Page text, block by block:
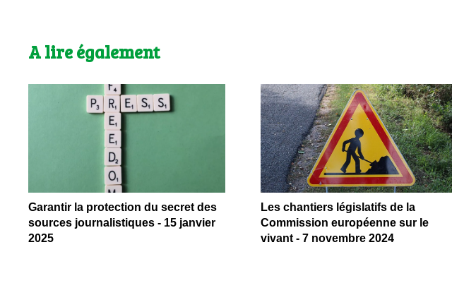
A lire également
Garantir la protection du secret des
sources journalistiques - 15 janvier
2025
Les chantiers législatifs de la
Commission européenne sur le
vivant - 7 novembre 2024